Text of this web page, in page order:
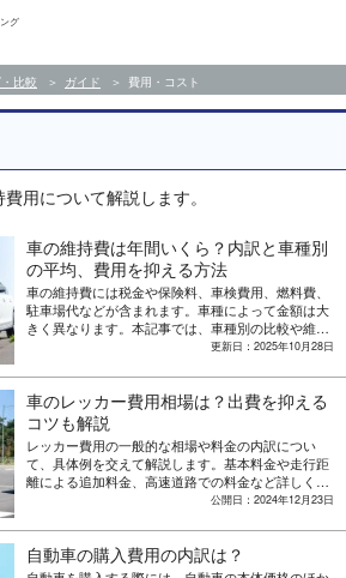
グ
比較 ガイド 費用・コスト
用について解説します。
車の維持費は年間いくら？内訳と車種別
の平均、費用を抑える方法
車の維持費には税金や保険料、車検費用、燃料費、
駐車場代などが含まれます。車種によって金額は大
きく異なります。本記事では、車種別の比較や維持
費を抑える具体的な方法についても解説します。
更新日：2025年10月28日
車のレッカー費用相場は？出費を抑える
コツも解説
レッカー費用の一般的な相場や料金の内訳につい
て、具体例を交えて解説します。基本料金や走行距
離による追加料金、高速道路での料金など詳しくご
紹介。任意保険のレッカー費用特約や賢い保険の選
公開日：2024年12月23日
自動車の購入費用の内訳は？